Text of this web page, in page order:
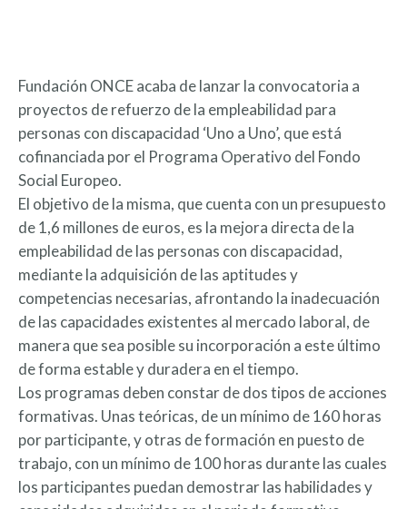
Fundación ONCE acaba de lanzar la convocatoria a
proyectos de refuerzo de la empleabilidad para
personas con discapacidad ‘Uno a Uno’, que está
cofinanciada por el Programa Operativo del Fondo
Social Europeo.
El objetivo de la misma, que cuenta con un presupuesto
de 1,6 millones de euros, es la mejora directa de la
empleabilidad de las personas con discapacidad,
mediante la adquisición de las aptitudes y
competencias necesarias, afrontando la inadecuación
de las capacidades existentes al mercado laboral, de
manera que sea posible su incorporación a este último
de forma estable y duradera en el tiempo.
Los programas deben constar de dos tipos de acciones
formativas. Unas teóricas, de un mínimo de 160 horas
por participante, y otras de formación en puesto de
trabajo, con un mínimo de 100 horas durante las cuales
los participantes puedan demostrar las habilidades y